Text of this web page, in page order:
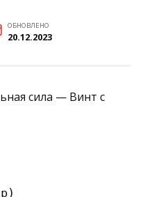
ОБНОВЛЕНО
20.12.2023
сила — Винт с